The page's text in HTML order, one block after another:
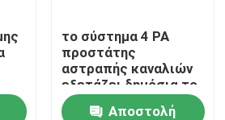
το σύστημα 4 PA
προστάτης
αστραπής καναλιών
εξετάζει δημόσια το
σύστημα
Αποστολή